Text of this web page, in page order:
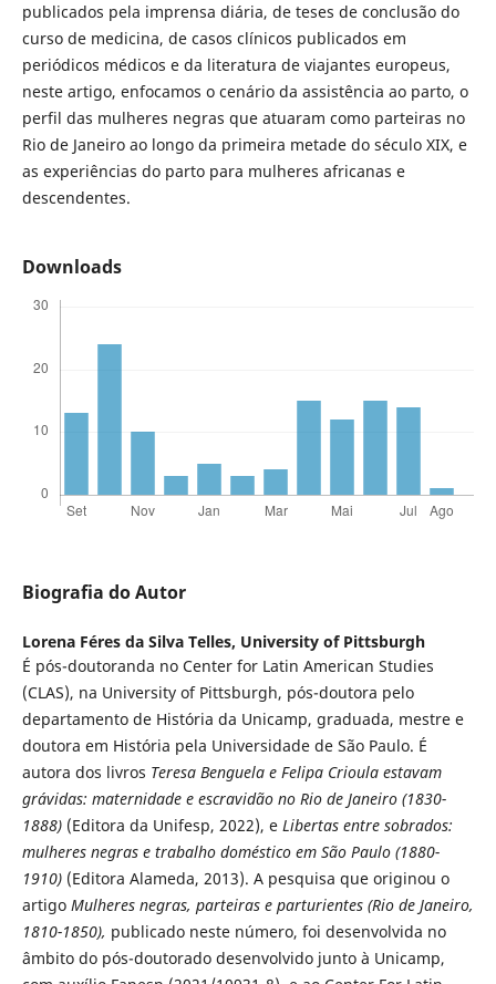
publicados pela imprensa diária, de teses de conclusão do
curso de medicina, de casos clínicos publicados em
periódicos médicos e da literatura de viajantes europeus,
neste artigo, enfocamos o cenário da assistência ao parto, o
perfil das mulheres negras que atuaram como parteiras no
Rio de Janeiro ao longo da primeira metade do século XIX, e
as experiências do parto para mulheres africanas e
descendentes.
Downloads
Biografia do Autor
Lorena Féres da Silva Telles, University of Pittsburgh
É pós-doutoranda no Center for Latin American Studies
(CLAS), na University of Pittsburgh, pós-doutora pelo
departamento de História da Unicamp, graduada, mestre e
doutora em História pela Universidade de São Paulo. É
autora dos livros Teresa Benguela e Felipa Crioula estavam
grávidas: maternidade e escravidão no Rio de Janeiro (1830-
1888)(Editora da Unifesp, 2022), e Libertas entre sobrados:
mulheres negras e trabalho doméstico em São Paulo (1880-
1910)(Editora Alameda, 2013). A pesquisa que originou o
artigo Mulheres negras, parteiras e parturientes (Rio de Janeiro,
1810-1850), publicado neste número, foi desenvolvida no
âmbito do pós-doutorado desenvolvido junto à Unicamp,